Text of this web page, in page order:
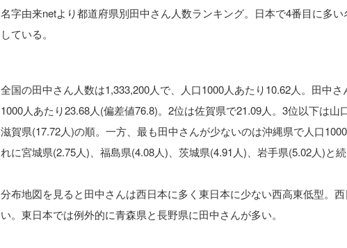
名字由来netより都道府県別田中さん人数ランキング。日本で4番目に多
している。
全国の田中さん人数は1,333,200人で、人口1000人あたり10.62人。田中
1000人あたり23.68人(偏差値76.8)。2位は佐賀県で21.09人。3位以下は山
滋賀県(17.72人)の順。一方、最も田中さんが少ないのは沖縄県で人口
れに宮城県(2.75人)、福島県(4.08人)、茨城県(4.91人)、岩手県(5.02人)と続
分布地図を見ると田中さんは西日本に多く東日本に少ない西高東低型。
い。東日本では例外的に青森県と長野県に田中さんが多い。